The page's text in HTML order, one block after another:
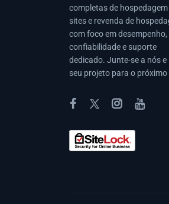
completas de hospedagem
sites e revenda de
com foco em desempenho,
confiabilidade e suporte
dedicado. Junte-se a nós e
seu projeto para o próximo